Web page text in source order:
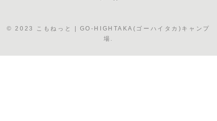
© 2023 こもねっと | GO-HIGHTAKA(ゴーハイタカ)キャンプ
場.